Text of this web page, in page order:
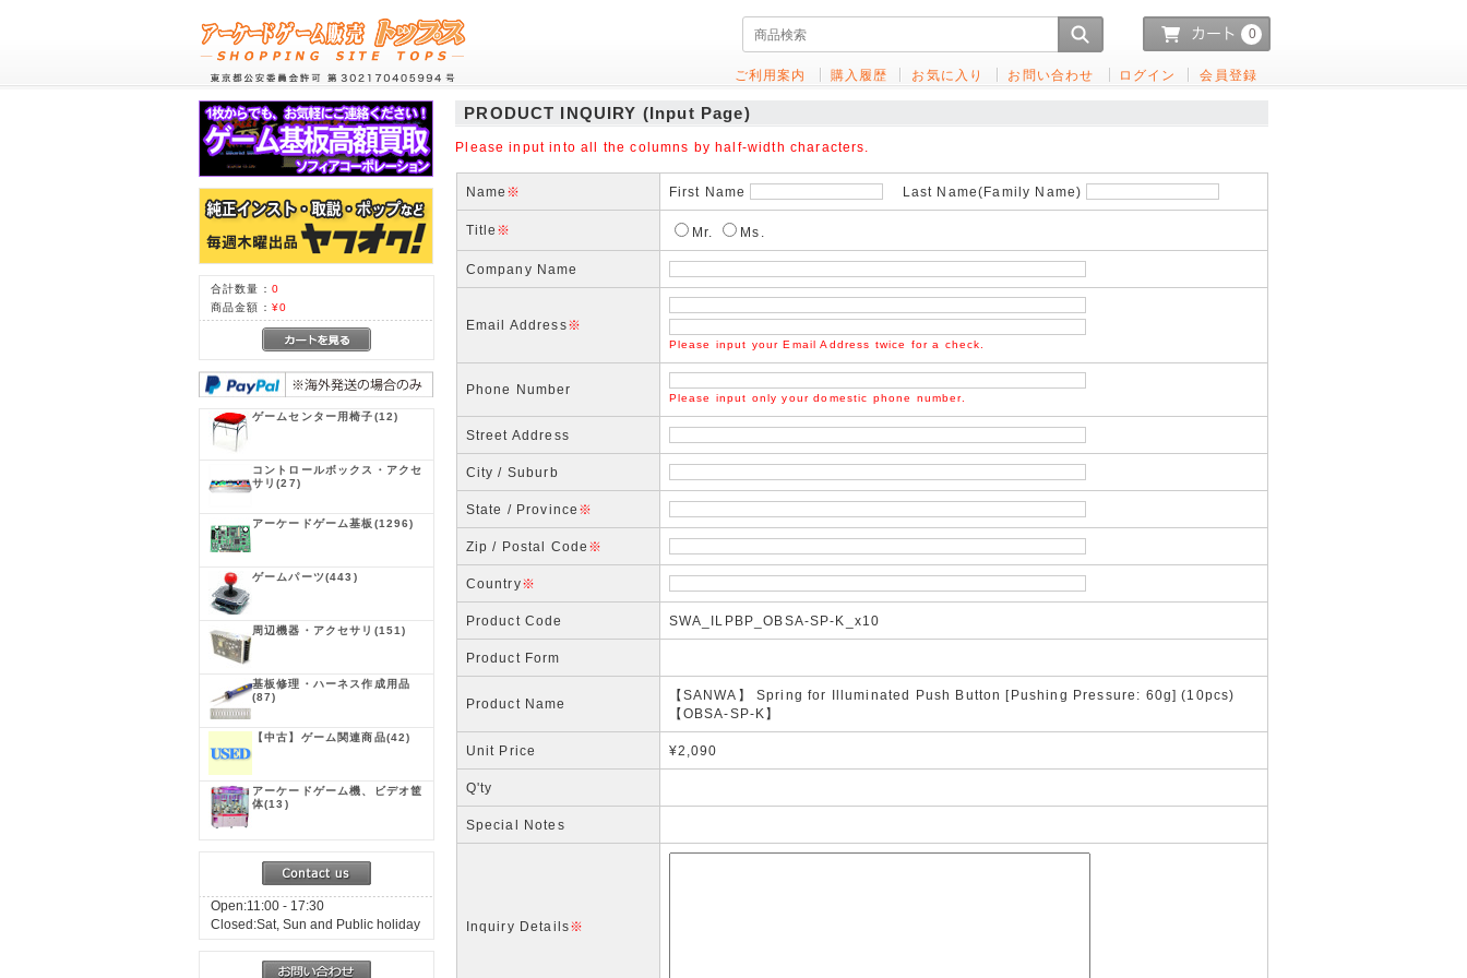
0
ご利用案内 購入履歴 お気に入り お問い合わせ ログイン 会員登録
合計数量： 0
商品金額： ¥0
ゲームセンター用椅子(12)
コントロールボックス・アクセ
サリ(27)
アーケードゲーム基板 (1296)
ゲームパーツ(443)
周辺機器・アクセサリ (151)
基板修理・ハーネス作成用品
(87)
【中古】ゲーム関連商品(42)
アーケードゲーム機、ビデオ筐
体(13)
Open:11:00 - 17:30
Closed:Sat, Sun and Public holiday
PRODUCT INQUIRY (Input Page)
Please input into all the columns by half-width characters.
Name ※ First Name Last Name(Family Name)
Title ※ Mr. Ms.
Company Name
Email Address※
Please input your Email Address twice for a check.
Phone Number
Please input only your domestic phone number.
Street Address
City / Suburb
State / Province ※
Zip / Postal Code ※
Country※
Product Code SWA_ILPBP_OBSA-SP-K_x10
Product Form
Product Name
【SANWA】 Spring for Illuminated Push Button [Pushing Pressure: 60g] (10pcs)
【OBSA-SP-K】
Unit Price ¥2,090
Q'ty
Special Notes
Inquiry Details※